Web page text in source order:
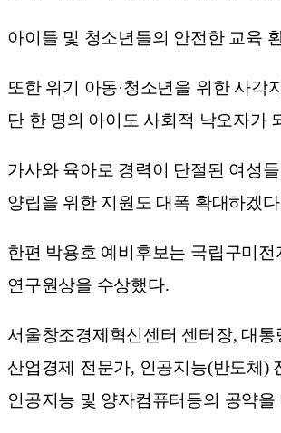
아이들 및 청소년들의 안전한 교육
또한 위기 아동·청소년을 위한 사
단 한 명의 아이도 사회적 낙오자가
가사와 육아로 경력이 단절된 여성
양립을 위한 지원도 대폭 확대하겠
한편 박용호 예비후보는 국립구미
연구원상을 수상했다.
서울창조경제혁신센터 센터장, 대
산업경제 전문가, 인공지능(반도체)
인공지능 및 양자컴퓨터등의 공약을